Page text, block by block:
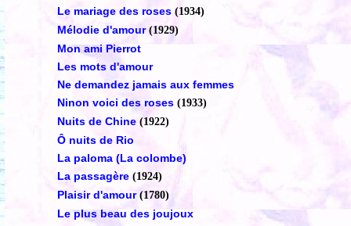
Le mariage des roses (1934)
Mélodie d'amour (1929)
Mon ami Pierrot
Les mots d'amour
Ne demandez jamais aux femmes
Ninon voici des roses (1933)
Nuits de Chine (1922)
Ô nuits de Rio
La paloma (La colombe)
La passagère (1924)
Plaisir d'amour (1780)
Le plus beau des joujoux